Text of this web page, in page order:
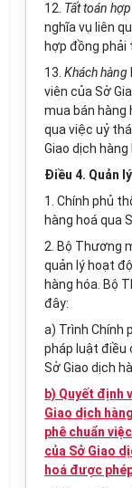
12. Tất toán
nghĩa vụ liên
hợp đồng phải
13. Khách hàng
viên của Sở
mua bán hàng
qua việc uỷ
Giao dịch hàng
Điều 4. Quản
1. Chính phủ
hàng hoá qua
2. Bộ Thương
quản lý hoạt
hàng hóa. Bộ
đây:
a) Trình Chính
pháp luật điều
Sở Giao dịch
b) Quyết định
Giao dịch
phê chuẩn
của Sở Giao
hoá được